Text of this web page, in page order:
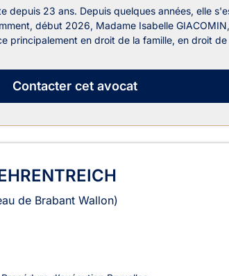
depuis 23 ans. Depuis quelques années, elle
début 2026, Madame Isabelle
principalement en droit de la famille, en droit de
Contactercet avocat
de Brabant Wallon)